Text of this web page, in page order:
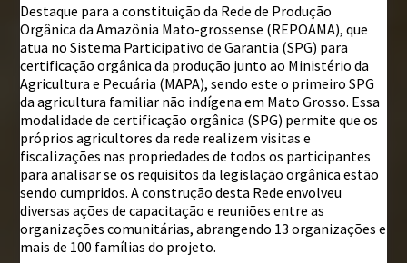
Destaque para a constituição da Rede de Produção
Orgânica da Amazônia Mato-grossense (REPOAMA), que
atua no Sistema Participativo de Garantia (SPG) para
certificação orgânica da produção junto ao Ministério da
Agricultura e Pecuária (MAPA), sendo este o primeiro SPG
da agricultura familiar não indígena em Mato Grosso. Essa
modalidade de certificação orgânica (SPG) permite que os
próprios agricultores da rede realizem visitas e
fiscalizações nas propriedades de todos os participantes
para analisar se os requisitos da legislação orgânica estão
sendo cumpridos. A construção desta Rede envolveu
diversas ações de capacitação e reuniões entre as
organizações comunitárias, abrangendo 13 organizações e
mais de 100 famílias do projeto.